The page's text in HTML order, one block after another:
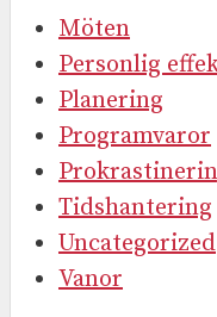
Möten
Personlig
Planering
Programvaror
Tidshantering
Uncategorized
Vanor